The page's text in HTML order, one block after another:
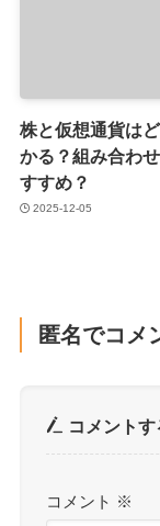
株と仮想通貨は
かる？組み合わ
すすめ？
2025-12-05
匿名でコメ
コメントす
コメント ※